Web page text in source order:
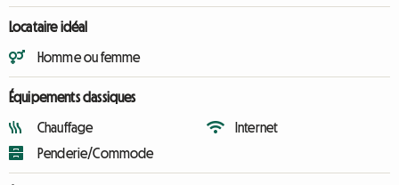
Locataire idéal
Homme ou femme
Équipements classiques
Chauffage
Penderie/Commode
Internet